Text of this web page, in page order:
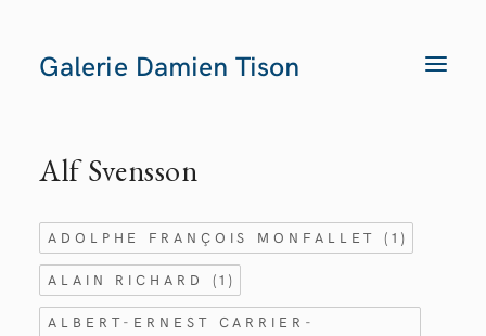
T
Galerie Damien Tison
Alf Svensson
ADOLPHE FRANÇOIS MONFALLET(1)
ALAIN RICHARD (1)
ALBERT-ERNEST CARRIER-